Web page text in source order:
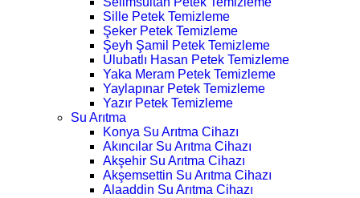
Sille Petek Temizleme
Şeker Petek Temizleme
Şeyh Şamil Petek Temizleme
Ulubatlı Hasan Petek Temizleme
Yaka Meram Petek Temizleme
Yaylapınar Petek Temizleme
Yazır Petek Temizleme
Su Arıtma
Konya Su Arıtma Cihazı
Akıncılar Su Arıtma Cihazı
Akşehir Su Arıtma Cihazı
Akşemsettin Su Arıtma Cihazı
Alaaddin Su Arıtma Cihazı